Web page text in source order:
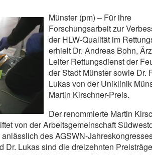
Münster (pm) – Für ihre
Forschungsarbeit zur
der HLW-Qualität im
erhielt Dr. Andreas Bohn,
Leiter Rettungsdienst der
der Stadt Münster sowie Dr.
Lukas von der Uniklinik
Martin Kirschner-Preis.
Der renommierte Martin
von der Arbeitsgemeinschaft
des AGSWN-
Dr. Lukas sind die dreizehnten